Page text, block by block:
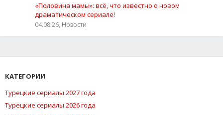
«Половина мамы»: всё, что известно о новом
драматическом сериале!
04.08.26, Новости
КАТЕГОРИИ
Турецкие сериалы 2027 года
Турецкие сериалы 2026 года